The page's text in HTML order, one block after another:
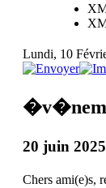
Lundi, 10
20 juin
Chers ami(e)s,